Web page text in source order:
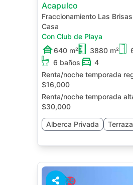
Acapulco
Fraccionamiento Las Brisas
Casa
Con Club de Playa
640 m²
3880 m²
6 baños
4
Renta/noche temporada
$16,000
Renta/noche temporada
$30,000
Alberca Privada Terraza
28